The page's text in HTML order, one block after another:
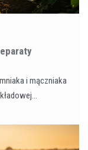
i mączniaka